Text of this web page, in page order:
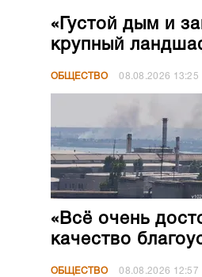
«Густой дым и
крупный
ОБЩЕСТВО 08.08.2026 13:25
«Всё очень
качество
ОБЩЕСТВО 08.08.2026 12:57